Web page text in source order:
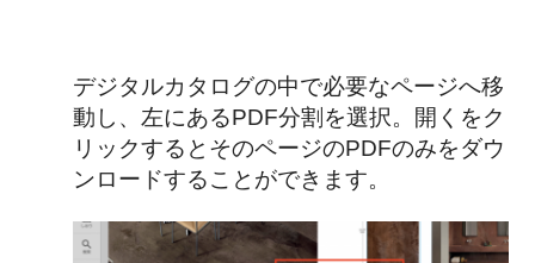
デジタルカタログの中で必要なページへ移
動し、左にあるPDF分割を選択。開くをク
リックするとそのページのPDFのみをダウ
ンロードすることができます。